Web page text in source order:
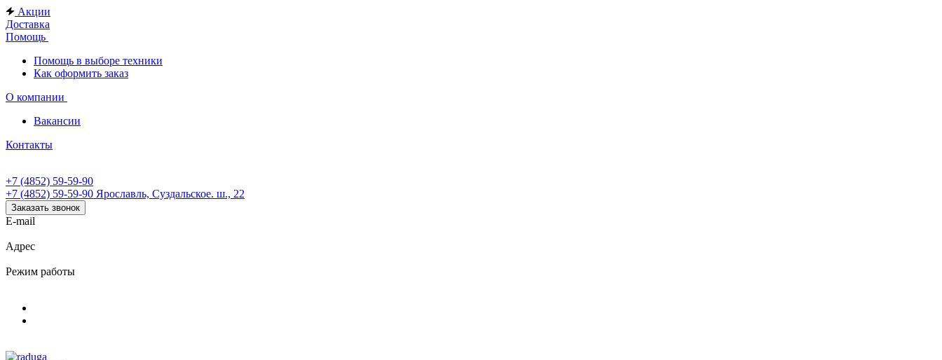
Акции
Доставка
Помощь
Помощь в выборе техники
Как оформить заказ
О компании
Вакансии
Контакты
+7 (4852) 59-59-90
+7 (4852) 59-59-90 Ярославль, Суздальское. ш., 22
Заказать звонок
E-mail
Адрес
Режим работы